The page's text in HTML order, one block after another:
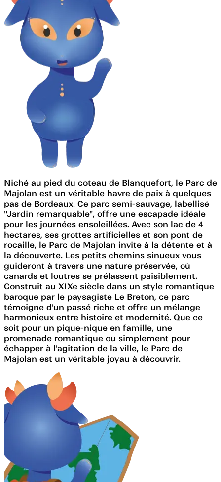
Niché au pied du coteau de Blanquefort, le Parc de
Majolan est un véritable havre de paix à quelques
pas de Bordeaux. Ce parc semi-sauvage, labellisé
"Jardin remarquable", offre une escapade idéale
pour les journées ensoleillées. Avec son lac de 4
hectares, ses grottes artificielles et son pont de
rocaille, le Parc de Majolan invite à la détente et à
la découverte. Les petits chemins sinueux vous
guideront à travers une nature préservée, où
canards et loutres se prélassent paisiblement.
Construit au XIXe siècle dans un style romantique
baroque par le paysagiste Le Breton, ce parc
témoigne d'un passé riche et offre un mélange
harmonieux entre histoire et modernité. Que ce
soit pour un pique-nique en famille, une
promenade romantique ou simplement pour
échapper à l'agitation de la ville, le Parc de
Majolan est un véritable joyau à découvrir.